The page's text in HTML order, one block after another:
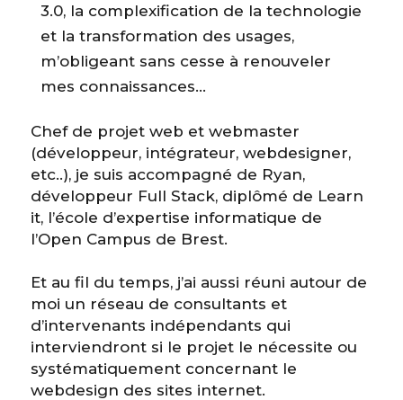
3.0, la complexification de la technologie
et la transformation des usages,
m’obligeant sans cesse à renouveler
mes connaissances…
Chef de projet web et webmaster
(développeur, intégrateur, webdesigner,
etc..), je suis accompagné de Ryan,
développeur Full Stack, diplômé de Learn
it, l’école d’expertise informatique de
l’Open Campus de Brest.
Et au fil du temps, j’ai aussi réuni autour de
moi un réseau de consultants et
d’intervenants indépendants qui
interviendront si le projet le nécessite ou
systématiquement concernant le
webdesign des sites internet.